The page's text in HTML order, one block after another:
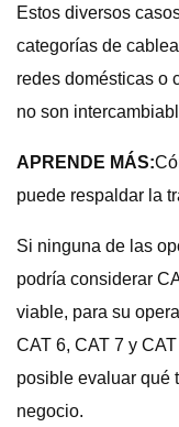
Estos diversos
categorías de
redes domésticas o
no son
APRENDE MÁS:
puede respaldar la
Si ninguna de las
podría considerar
viable, para su
CAT 6, CAT 7 y
posible evaluar qué
negocio.